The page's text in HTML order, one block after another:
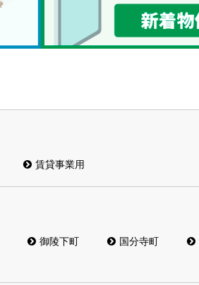
賃貸事業用
御陵下町 国分寺町